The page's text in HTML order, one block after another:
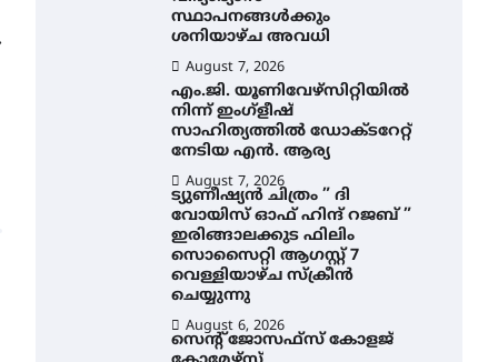
സ്ഥാപനങ്ങൾക്കും
ശനിയാഴ്ച അവധി
August 7, 2026
എം.ജി. യൂണിവേഴ്‌സിറ്റിയിൽ
നിന്ന് ഇംഗ്ളീഷ്
സാഹിത്യത്തിൽ ഡോക്ടറേറ്റ്
നേടിയ എൻ. ആര്യ
August 7, 2026
ട്യുണീഷ്യൻ ചിത്രം ” ദി
വോയിസ് ഓഫ് ഹിന്ദ് റജബ് ”
ഇരിങ്ങാലക്കുട ഫിലിം
സൊസൈറ്റി ആഗസ്റ്റ് 7
വെള്ളിയാഴ്ച സ്‌ക്രീൻ
ചെയ്യുന്നു
August 6, 2026
സെന്റ് ജോസഫ്സ് കോളജ്